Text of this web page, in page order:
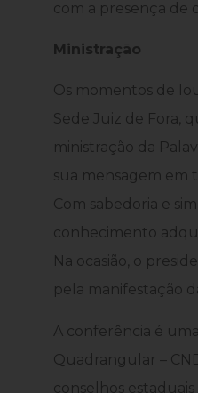
com a presença de
Ministração
Os momentos de
Sede Juiz de Fora,
ministração da
sua mensagem em
Com sabedoria e
conhecimento
Na ocasião, o
pela manifestação
A conferência é
Quadrangular –
conselhos